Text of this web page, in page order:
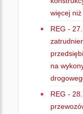
więcej niż
REG -
na
REG -